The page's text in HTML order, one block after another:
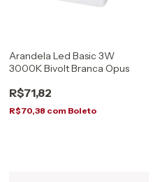
Arandela Led Basic 3W
3000K Bivolt Branca Opus
R$71,82
R$70,38 com Boleto